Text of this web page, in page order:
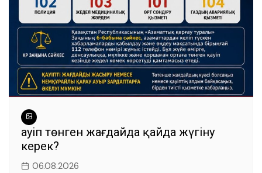
Қауіп төнген жағдайда қайда жүгіну
керек?
06.08.2026